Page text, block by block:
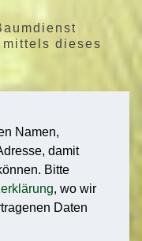
dieses
Namen,
damit
Bitte
, wo wir
Daten